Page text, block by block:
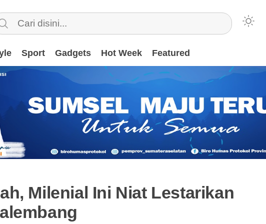
Sport Gadgets Hot Week Featured
Milenial Ini Niat Lestarikan